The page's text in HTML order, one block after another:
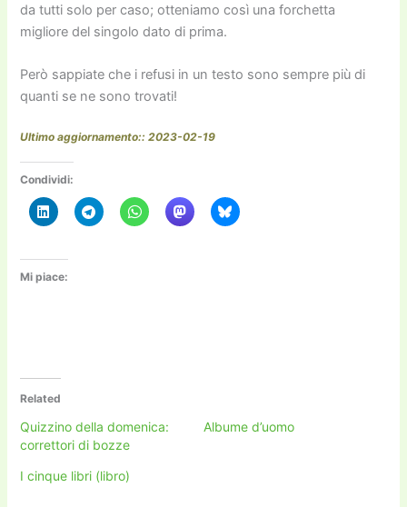
da tutti solo per caso; otteniamo così una forchetta
migliore del singolo dato di prima.
Però sappiate che i refusi in un testo sono sempre più di
quanti se ne sono trovati!
Ultimo aggiornamento:: 2023-02-19
Condividi:
Mi piace:
Related
Quizzino della domenica:
correttori di bozze
Albume d’uomo
I cinque libri (libro)